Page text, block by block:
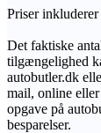
Priser
Det faktiske
tilgængelighed
autobutler.dk
mail, online
opgave på
besparelser.